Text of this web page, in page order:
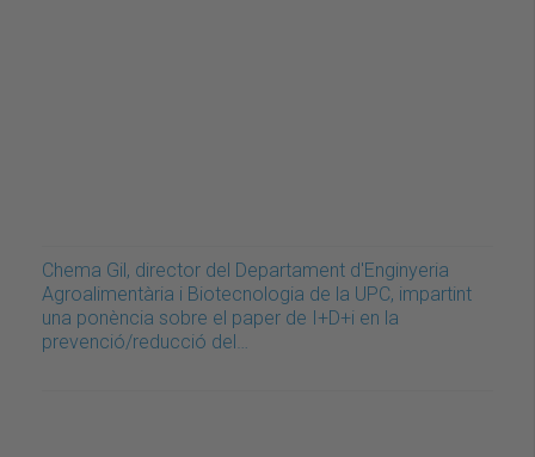
Chema Gil, director del Departament d'Enginyeria
Agroalimentària i Biotecnologia de la UPC, impartint
una ponència sobre el paper de I+D+i en la
prevenció/reducció del…